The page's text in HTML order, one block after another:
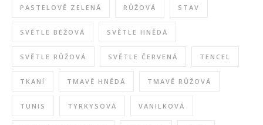
PASTELOVĚ ZELENÁ RŮŽOVÁ STAV
SVĚTLE BÉŽOVÁ SVĚTLE HNĚDÁ
SVĚTLE RŮŽOVÁ SVĚTLE ČERVENÁ TENCEL
TKANÍ TMAVĚ HNĚDÁ TMAVĚ RŮŽOVÁ
TUNIS TYRKYSOVÁ VANILKOVÁ